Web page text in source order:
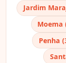
Jardim
Moema
Penha